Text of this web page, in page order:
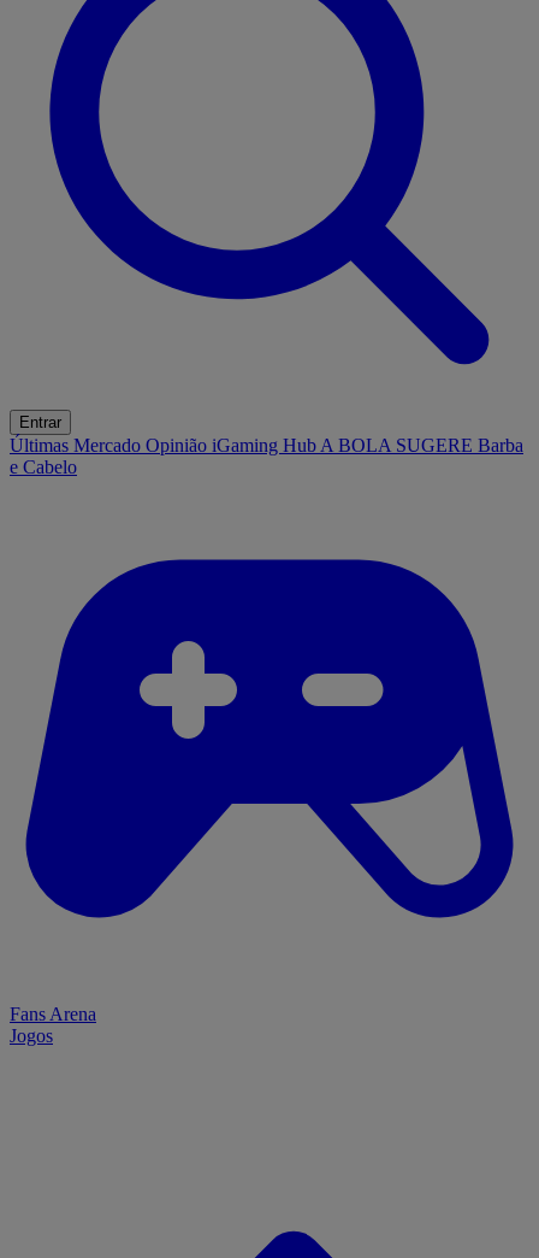
Entrar
Últimas Mercado Opinião iGaming Hub A BOLA SUGERE Barba
e Cabelo
Fans Arena
Jogos